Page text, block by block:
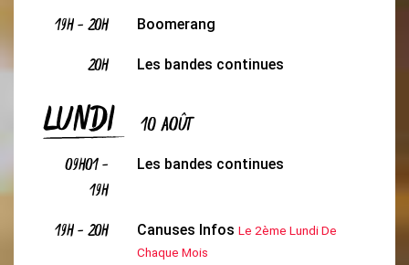
19H-20H Boomerang
20H Les bandes continues
LUNDI 10 AOÛT
09H01-
19H
Les bandes continues
19H-20H Canuses Infos Le 2ème Lundi De
Chaque Mois